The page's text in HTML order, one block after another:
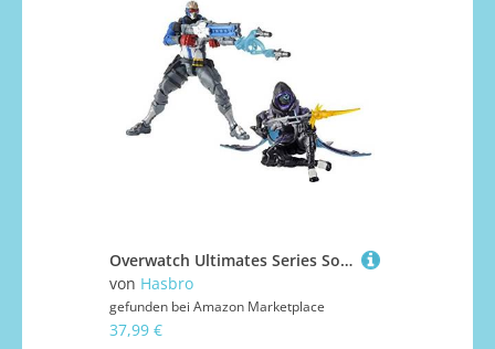
Overwatch Ultimates Series Soldier: 76 und Shrike (Ana) Skin Doppel Pack 15 cm große Action-Figuren zum Sammeln mit Accessoires – Blizzard Videospiel Charaktere
von Hasbro
gefunden bei Amazon Marketplace
37,99 €